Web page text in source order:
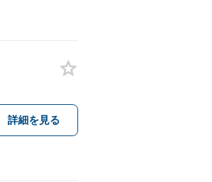
詳細を見る